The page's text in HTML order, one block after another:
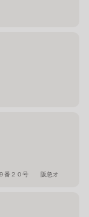
９番２０号 阪急オ